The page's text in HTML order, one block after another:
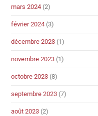
mars 2024 (2)
février 2024 (3)
décembre 2023 (1)
novembre 2023 (1)
octobre 2023 (8)
septembre 2023 (7)
août 2023 (2)